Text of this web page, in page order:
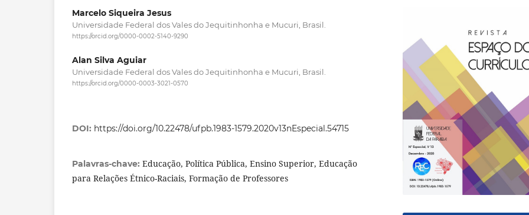
Marcelo Siqueira Jesus
Universidade Federal dos Vales do Jequitinhonha e Mucuri, Brasil.
https://orcid.org/0000-0002-5140-9290
Alan Silva Aguiar
Universidade Federal dos Vales do Jequitinhonha e Mucuri, Brasil.
https://orcid.org/0000-0003-3021-0570
DOI: https://doi.org/10.22478/ufpb.1983-1579.2020v13nEspecial.54715
Palavras-chave: Educação, Política Pública, Ensino Superior, Educação
para Relações Étnico-Raciais, Formação de Professores